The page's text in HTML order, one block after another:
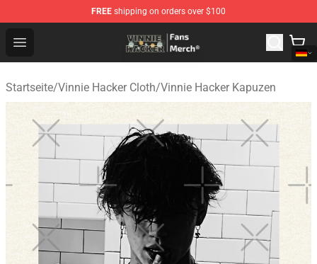
FREE shipping on orders over $100
Open menu
Vinnie Hacker Store - Official Vinnie Hacker Merchandise
Startseite/Vinnie Hacker Cloth/Vinnie Hacker Kapuzen